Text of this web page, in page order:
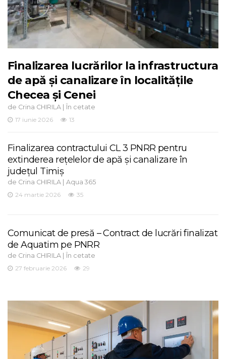
Finalizarea lucrărilor la infrastructura
de apă și canalizare în localitățile
Checea și Cenei
de Crina CHIRILA | În cetate
17 iunie 2026
13
Finalizarea contractului CL 3 PNRR pentru
extinderea rețelelor de apă și canalizare în
județul Timiș
de Crina CHIRILA | Aqua 365
24 martie 2026
35
Comunicat de presă – Contract de lucrări finalizat
de Aquatim pe PNRR
de Crina CHIRILA | În cetate
27 februarie 2026
29